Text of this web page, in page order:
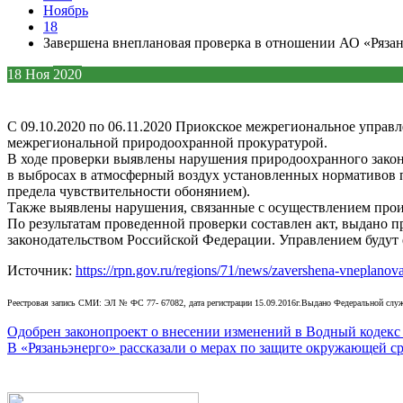
Ноябрь
18
Завершена внеплановая проверка в отношении АО
18 Ноя 2020
С 09.10.2020 по 06.11.2020 Приокское межрегиональное
межрегиональной природоохранной прокуратурой.
В ходе проверки выявлены нарушения природоохранного
в выбросах в атмосферный воздух установленных
предела чувствительности обонянием).
Также выявлены нарушения, связанные с осуществлением
По результатам проведенной проверки составлен акт,
законодательством Российской Федерации. Управлением
Источник: https://rpn.gov.ru/regions/71/news/zavershena-
Реестровая запись СМИ: ЭЛ № ФС 77- 67082, дата регистрации 15.09.2016г.Выдано Федеральной
Навигация
по
Одобрен законопроект о внесении изменений в Водный
В «Рязаньэнерго» рассказали о мерах по защите окружающей